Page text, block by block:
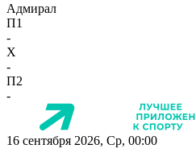
Адмирал
П1
-
X
-
П2
-
16 сентября 2026, Ср, 00:00